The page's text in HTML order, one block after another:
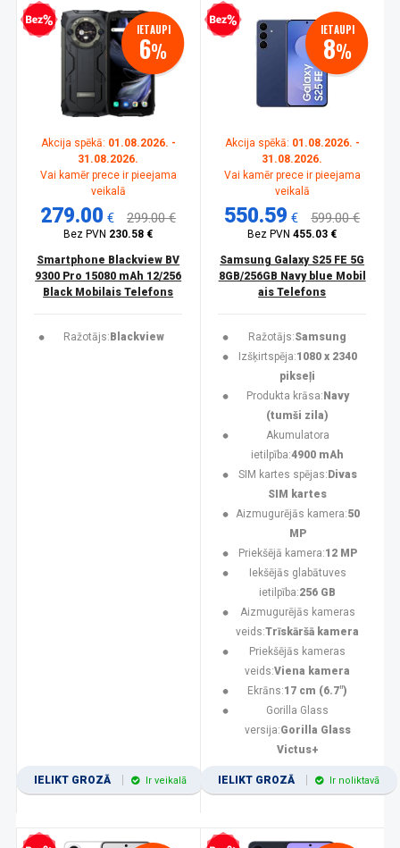
kredīts IETAUPI
6%
Akcija spēkā: 01.08.2026. -
31.08.2026.
Vai kamēr prece ir pieejama
veikalā
279.00 € 299.00 €
Bez PVN 230.58 €
Smartphone Blackview BV
9300 Pro 15080 mAh 12/256
Black Mobilais Telefons
Ražotājs: Blackview
IELIKT GROZĀ Ir veikalā
Bezprocentu kredīts IETAUPI
8%
Akcija spēkā: 01.08.2026. -
31.08.2026.
Vai kamēr prece ir pieejama
veikalā
550.59 € 599.00 €
Bez PVN455.03 €
Samsung Galaxy S25 FE 5G
8GB/256GB Navy blue Mobil
ais Telefons
Ražotājs:Samsung
Izšķirtspēja:1080 x 2340
pikseļi
Produkta krāsa: Navy
(tumši zila)
Akumulatora
ietilpība:4900 mAh
SIM kartes spējas: Divas
SIM kartes
Aizmugurējās kamera:50
MP
Priekšējā kamera:12 MP
Iekšējās glabātuves
ietilpība:256 GB
Aizmugurējās kameras
veids:Trīskāršā kamera
Priekšējās kameras
veids:Viena kamera
Ekrāns:17 cm (6.7")
Gorilla Glass
versija:Gorilla Glass
Victus+
IELIKT GROZĀ Ir noliktavā